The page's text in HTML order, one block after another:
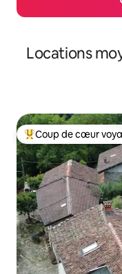
Locations
Coups de cœur
Coup de cœur